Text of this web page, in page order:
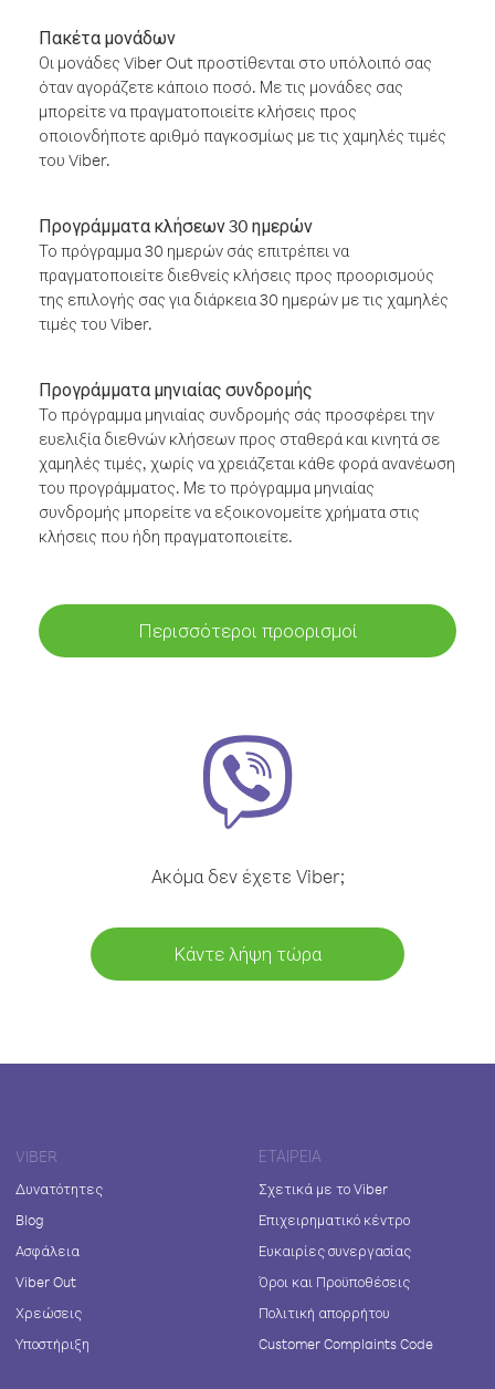
Πακέτα μονάδων
Οι μονάδες Viber Out προστίθενται στο υπόλοιπό σας
όταν αγοράζετε κάποιο ποσό. Με τις μονάδες σας
μπορείτε να πραγματοποιείτε κλήσεις προς
οποιονδήποτε αριθμό παγκοσμίως με τις χαμηλές τιμές
του Viber.
Προγράμματα κλήσεων 30 ημερών
Το πρόγραμμα 30 ημερών σάς επιτρέπει να
πραγματοποιείτε διεθνείς κλήσεις προς προορισμούς
της επιλογής σας για διάρκεια 30 ημερών με τις χαμηλές
τιμές του Viber.
Προγράμματα μηνιαίας συνδρομής
Το πρόγραμμα μηνιαίας συνδρομής σάς προσφέρει την
ευελιξία διεθνών κλήσεων προς σταθερά και κινητά σε
χαμηλές τιμές, χωρίς να χρειάζεται κάθε φορά ανανέωση
του προγράμματος. Με το πρόγραμμα μηνιαίας
συνδρομής μπορείτε να εξοικονομείτε χρήματα στις
κλήσεις που ήδη πραγματοποιείτε.
Περισσότεροι προορισμοί
Ακόμα δεν έχετε Viber;
Κάντε λήψη τώρα
VIBER
Δυνατότητες
Blog
Ασφάλεια
Viber Out
Χρεώσεις
Υποστήριξη
ΕΤΑΙΡΕΊΑ
Σχετικά με το Viber
Επιχειρηματικό κέντρο
Ευκαιρίες συνεργασίας
Όροι και Προϋποθέσεις
Πολιτική απορρήτου
Customer Complaints Code